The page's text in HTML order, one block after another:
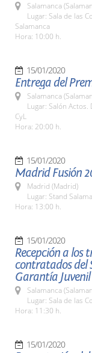
Salamanca
Lugar: Sala de las
Salamanca
Hora: 10:00 h.
15/01/2020
Entrega del
Salamanca
Lugar: Salón
CyL
Hora: 20:00 h.
15/01/2020
Madrid Fusión
Madrid (Madrid)
Lugar: Stand
Hora: 13:00 h.
15/01/2020
Recepción a los
contratados del
Garantía Juvenil
Salamanca
Lugar: Sala de las
Hora: 11:30 h.
15/01/2020